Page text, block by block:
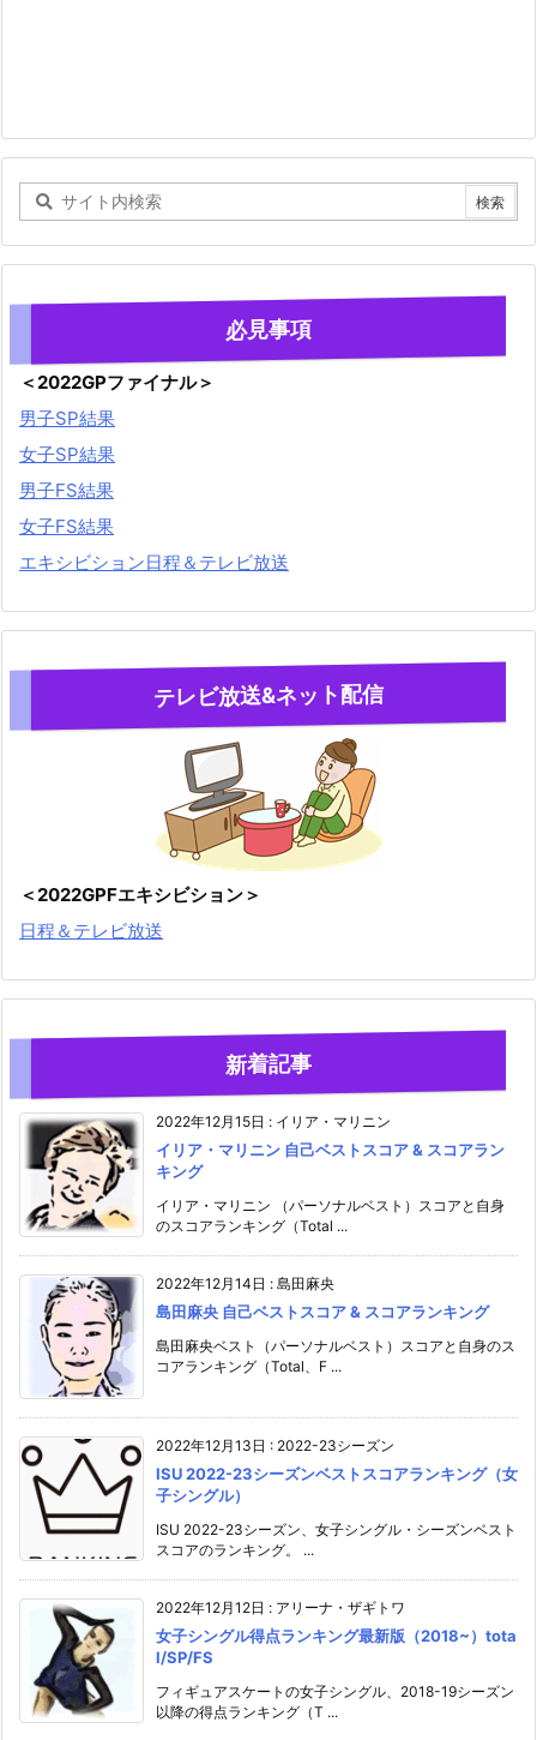
必見事項
＜2022GPファイナル＞
男子SP結果
女子SP結果
男子FS結果
女子FS結果
エキシビション日程＆テレビ放送
テレビ放送&ネット配信
＜2022GPFエキシビション＞
日程＆テレビ放送
新着記事
2022年12月15日 : イリア・マリニン
イリア・マリニン 自己ベストスコア & スコアラン
キング
イリア・マリニン （パーソナルベスト）スコアと自身
のスコアランキング（Total ...
2022年12月14日 : 島田麻央
島田麻央 自己ベストスコア & スコアランキング
島田麻央ベスト（パーソナルベスト）スコアと自身のス
コアランキング（Total、F ...
2022年12月13日 : 2022-23シーズン
ISU 2022-23シーズンベストスコアランキング（女
子シングル）
ISU 2022-23シーズン、女子シングル・シーズンベスト
スコアのランキング。 ...
2022年12月12日 : アリーナ・ザギトワ
女子シングル得点ランキング最新版（2018~）tota
l/SP/FS
フィギュアスケートの女子シングル、2018-19シーズン
以降の得点ランキング（T ...